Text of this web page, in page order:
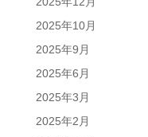
2025年10月
2025年9月
2025年6月
2025年3月
2025年2月